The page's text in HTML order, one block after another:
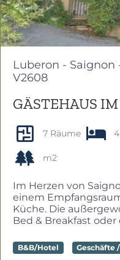
Luberon - Saignon
V2608
GÄSTEHAUS
7 Räume
m2
Im Herzen von
einem
Küche. Die
Bed & Breakfast
B&B/Hotel Geschäfte